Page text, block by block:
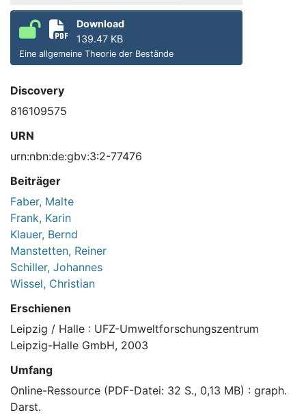
Download
139.47 KB
Eine allgemeine Theorie der Bestände
Discovery
816109575
URN
urn:nbn:de:gbv:3:2-77476
Beiträger
Faber, Malte
Frank, Karin
Klauer, Bernd
Manstetten, Reiner
Schiller, Johannes
Wissel, Christian
Erschienen
Leipzig / Halle : UFZ-Umweltforschungszentrum
Leipzig-Halle GmbH, 2003
Umfang
Online-Ressource (PDF-Datei: 32 S., 0,13 MB) : graph.
Darst.